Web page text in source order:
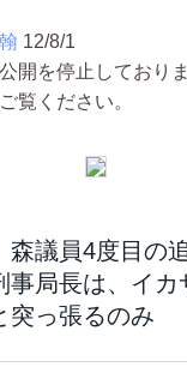
12/8/1
開を停止しており
覧ください。
森議員4度目の
事局長は、イカ
突っ張るのみ